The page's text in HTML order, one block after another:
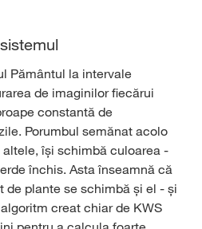
Pământul la intervale
de imaginilor fiecărui
constantă de
Porumbul semănat acolo
își schimbă culoarea -
închis. Asta înseamnă că
plante se schimbă și el - și
creat chiar de KWS